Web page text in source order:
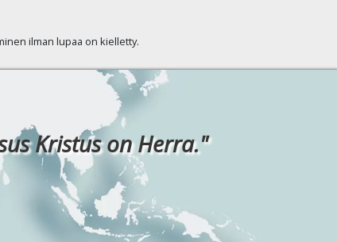
ilman lupaa on kielletty.
Kristus on Herra."